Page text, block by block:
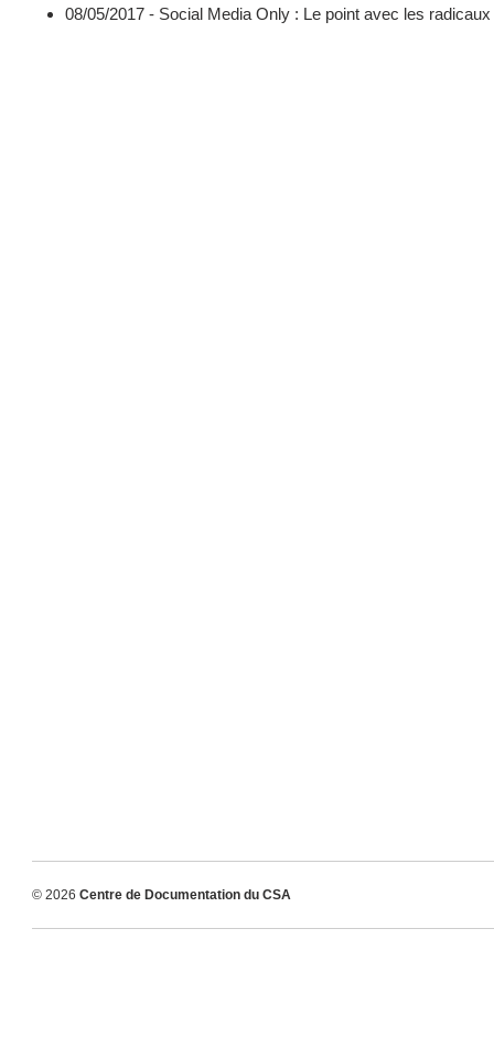
08/05/2017 - Social Media Only : Le point avec les radicaux
© 2026 Centre de Documentation du CSA